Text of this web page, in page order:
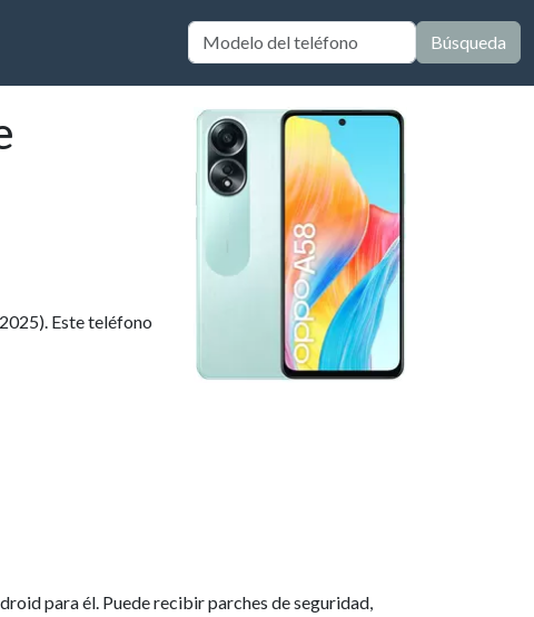
Búsqueda
Este teléfono
para él. Puede recibir parches de seguridad,